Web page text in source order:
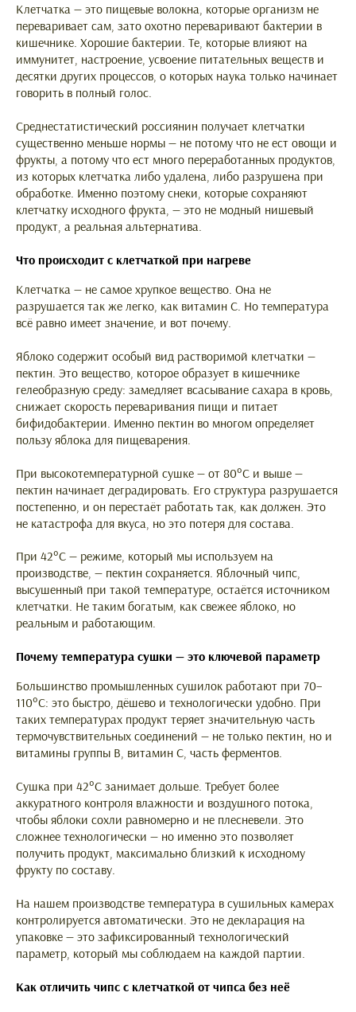
Клетчатка — это пищевые волокна, которые организм не
переваривает сам, зато охотно переваривают бактерии в
кишечнике. Хорошие бактерии. Те, которые влияют на
иммунитет, настроение, усвоение питательных веществ и
десятки других процессов, о которых наука только начинает
говорить в полный голос.
Среднестатистический россиянин получает клетчатки
существенно меньше нормы — не потому что не ест овощи и
фрукты, а потому что ест много переработанных продуктов,
из которых клетчатка либо удалена, либо разрушена при
обработке. Именно поэтому снеки, которые сохраняют
клетчатку исходного фрукта, — это не модный нишевый
продукт, а реальная альтернатива.
Что происходит с клетчаткой при нагреве
Клетчатка — не самое хрупкое вещество. Она не
разрушается так же легко, как витамин C. Но температура
всё равно имеет значение, и вот почему.
Яблоко содержит особый вид растворимой клетчатки —
пектин. Это вещество, которое образует в кишечнике
гелеобразную среду: замедляет всасывание сахара в кровь,
снижает скорость переваривания пищи и питает
бифидобактерии. Именно пектин во многом определяет
пользу яблока для пищеварения.
При высокотемпературной сушке — от 80°C и выше —
пектин начинает деградировать. Его структура разрушается
постепенно, и он перестаёт работать так, как должен. Это
не катастрофа для вкуса, но это потеря для состава.
При 42°C — режиме, который мы используем на
производстве, — пектин сохраняется. Яблочный чипс,
высушенный при такой температуре, остаётся источником
клетчатки. Не таким богатым, как свежее яблоко, но
реальным и работающим.
Почему температура сушки — это ключевой параметр
Большинство промышленных сушилок работают при 70–
110°C: это быстро, дёшево и технологически удобно. При
таких температурах продукт теряет значительную часть
термочувствительных соединений — не только пектин, но и
витамины группы B, витамин C, часть ферментов.
Сушка при 42°C занимает дольше. Требует более
аккуратного контроля влажности и воздушного потока,
чтобы яблоки сохли равномерно и не плесневели. Это
сложнее технологически — но именно это позволяет
получить продукт, максимально близкий к исходному
фрукту по составу.
На нашем производстве температура в сушильных камерах
контролируется автоматически. Это не декларация на
упаковке — это зафиксированный технологический
параметр, который мы соблюдаем на каждой партии.
Как отличить чипс с клетчаткой от чипса без неё